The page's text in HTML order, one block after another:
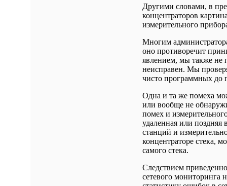
Другими словами, в
концентраторов
измерительного
Многим
оно противоречит
явлением, мы также не
неисправен. Мы
чисто программных до
Одна и та же помеха
или вообще не
помех и
удаленная или
станций и
концентраторе стека,
самого стека.
Следствием
сетевого мониторинга